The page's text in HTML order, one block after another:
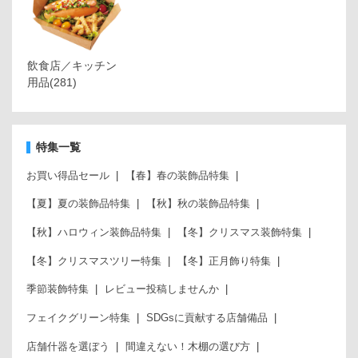
飲食店／キッチン
用品(281)
特集一覧
お買い得品セール 【春】春の装飾品特集
【夏】夏の装飾品特集 【秋】秋の装飾品特集
【秋】ハロウィン装飾品特集 【冬】クリスマス装飾特集
【冬】クリスマスツリー特集 【冬】正月飾り特集
季節装飾特集 レビュー投稿しませんか
フェイクグリーン特集 SDGsに貢献する店舗備品
店舗什器を選ぼう 間違えない！木棚の選び方